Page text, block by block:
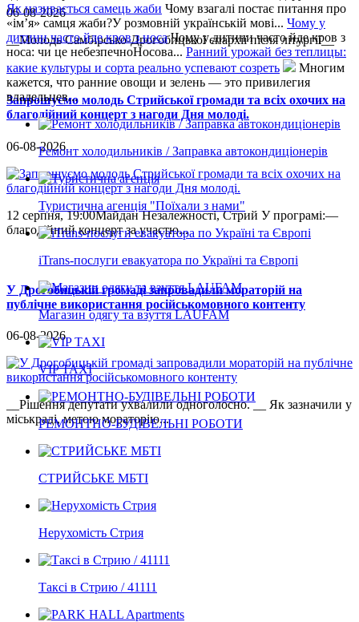
06-08-2026
__Молодь Самбірсько-Дрогобицької єпархії після літургії__
Запрошуємо молодь Стрийської громади та всіх охочих на
благодійний концерт з нагоди Дня молоді.
06-08-2026
12 серпня, 19:00Майдан Незалежності, Стрий У програмі:—
благодійний концерт за участю...
У Дрогобицькій громаді запровадили мораторій на
публічне використання російськомовного контенту
06-08-2026
__Рішення депутати ухвалили одноголосно. __ Як зазначили у
міськраді, метою мораторію...
Як називається самець жаби Чому взагалі постає питання про
«ім’я» самця жаби?У розмовній українській мові... Чому у
дитини часто йде кров з носа Чому у дитини часто йде кров з
носа: чи це небезпечноНосова... Ранний урожай без теплицы:
какие культуры и сорта реально успевают созреть
Многим
кажется, что ранние овощи и зелень — это привилегия
владельцев...
Ремонт холодильників / Заправка автокондиціонерів
Туристична агенція "Поїхали з нами"
iTrans-послуги евакуатора по Україні та Європі
Магазин одягу та взуття LAUFAM
VIP TAXI
РЕМОНТНО-БУДІВЕЛЬНІ РОБОТИ
СТРИЙСЬКЕ МБТІ
Нерухомість Стрия
Таксі в Стрию / 41111